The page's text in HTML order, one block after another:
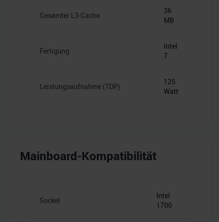
Gesamter L3-Cache
36
MB
Fertigung
Intel
7
Leistungsaufnahme (TDP)
125
Watt
Mainboard-Kompatibilität
Sockel
Intel
1700